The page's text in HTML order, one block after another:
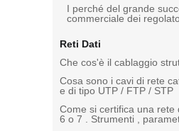
I perché del grande
commerciale dei
Reti Dati
Che cos'è il cablaggio
Cosa sono i cavi di rete
e di tipo UTP / FTP / STP
Come si certifica una rete
6 o 7 . Strumenti ,